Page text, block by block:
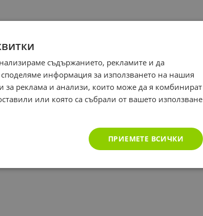
съдържанието, рекламите и да
информация за използването на нашия
за реклама и анализи, които може да я комбинират
или която са събрали от вашето използване
ПРИЕМЕТЕ ВСИЧКИ